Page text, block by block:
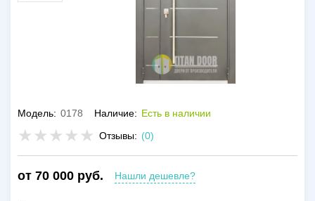
Модель: 0178 Наличие: Есть в наличии
Отзывы: (0)
от 70 000 руб. Нашли дешевле?